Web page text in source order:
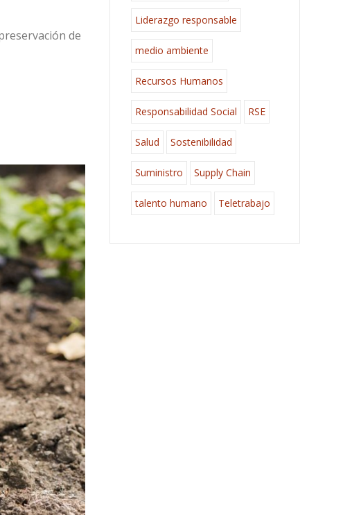
de
Liderazgo responsable
medio ambiente
Recursos Humanos
Responsabilidad Social RSE
Salud Sostenibilidad
Suministro Supply Chain
talento humano Teletrabajo